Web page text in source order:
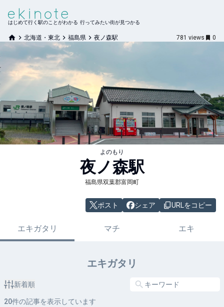
はじめて行く駅のことがわかる 行ってみたい街が見つかる
北海道・東北 福島県 夜ノ森駅 781 views 0
よのもり
夜ノ森駅
福島県双葉郡富岡町
ポスト シェア URLをコピー
エキガタリ マチ エキ
エキガタリ
新着順
20件の記事を表示しています